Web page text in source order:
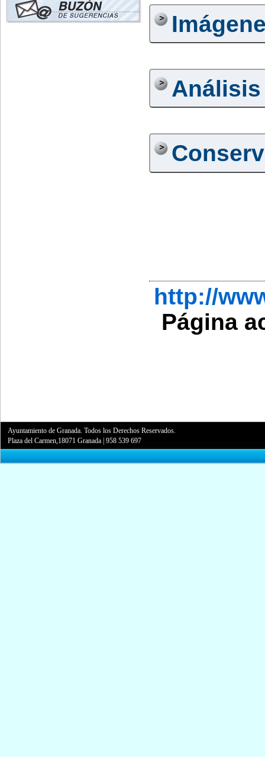
http://
Página
Ayuntamiento de Granada. Todos los Derechos Reservados.
Plaza del Carmen,18071 Granada |958 539 697